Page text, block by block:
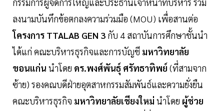
ลงนามบันทึกข้อตกลงความร่วมมือ (MOU) เพื่อสานต่อ
โครงการ TTALAB GEN 3 กับ 4 สถาบันการศึกษาชั้นนำ
ได้แก่ คณะบริหารธุรกิจและการบัญชี มหาวิทยาลัย
ขอนแก่น นำโดย ดร.พงศ์พันธุ์ ศรัทธาทิพย์ (ที่สามจาก
ซ้าย) รองคณบดีฝ่ายอุตสาหกรรมสัมพันธ์และความยั่งยืน
คณะบริหารธุรกิจ มหาวิทยาลัยเชียงใหม่ นำโดย ผู้ช่วย